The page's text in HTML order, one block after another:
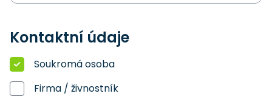
Kontaktní údaje
Soukromá osoba
Firma / živnostník